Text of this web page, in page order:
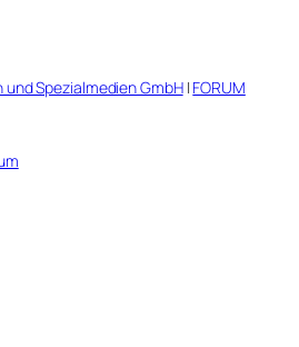
Spezialmedien GmbH| FORUM